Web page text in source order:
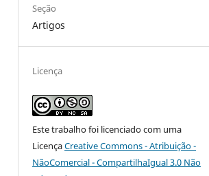
Seção
Artigos
Licença
Este trabalho foi licenciado com uma
LicençaCreative Commons - Atribuição -
NãoComercial - CompartilhaIgual 3.0 Não